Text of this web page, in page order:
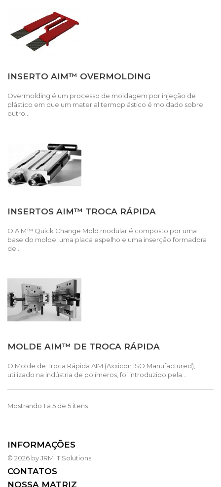
INSERTO AIM™ OVERMOLDING
Overmolding é um processo de moldagem por injeção de
plástico em que um material termoplástico é moldado sobre
outro...
INSERTOS AIM™ TROCA RÁPIDA
O AIM™ Quick Change Mold modular é composto por uma
base do molde, uma placa espelho e uma inserção formadora
de...
MOLDE AIM™ DE TROCA RÁPIDA
O Molde de Troca Rápida AIM (Axxicon ISO Manufactured),
utilizado na indústria de polímeros, foi introduzido pela...
Mostrando 1 a 5 de 5 itens
INFORMAÇÕES
© 2026 by JRM IT Solutions
CONTATOS
NOSSA MATRIZ